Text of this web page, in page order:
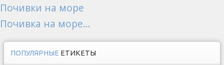
Почивки на море
Почивка на море...
ПОПУЛЯРНЫЕ ЕТИКЕТЫ